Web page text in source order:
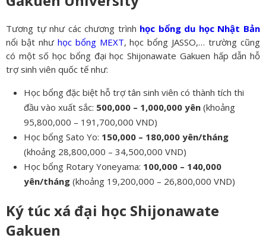
Tương tự như các chương trình học bổng du học Nhật Bản
nổi bật như học bổng MEXT, học bổng JASSO,… trường cũng
có một số học bổng đại học Shijonawate Gakuen hấp dẫn hỗ
trợ sinh viên quốc tế như:
Học bổng đặc biệt hỗ trợ tân sinh viên có thành tích thi
đầu vào xuất sắc: 500,000 – 1,000,000 yên (khoảng
95,800,000 – 191,700,000 VND)
Học bổng Sato Yo: 150,000 – 180,000 yên/tháng
(khoảng 28,800,000 – 34,500,000 VND)
Học bổng Rotary Yoneyama: 100,000 – 140,000
yên/tháng (khoảng 19,200,000 – 26,800,000 VND)
Ký túc xá đại học Shijonawate
Gakuen